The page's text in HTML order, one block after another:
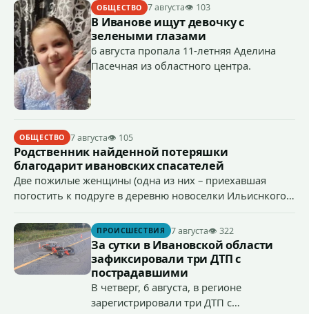
ОБЩЕСТВО 7 августа👁 103
В Иванове ищут девочку с
зелеными глазами
6 августа пропала 11-летняя Аделина
Пасечная из областного центра.
ОБЩЕСТВО 7 августа👁 105
Родственник найденной потеряшки
благодарит ивановских спасателей
Две пожилые женщины (одна из них – приехавшая
погостить к подруге в деревню новоселки Ильиснкого
отправились в лес по грибы и ягоды.
ПРОИСШЕСТВИЯ 7 августа👁 322
За сутки в Ивановской области
зафиксировали три ДТП с
пострадавшими
В четверг, 6 августа, в регионе
зарегистрировали три ДТП с